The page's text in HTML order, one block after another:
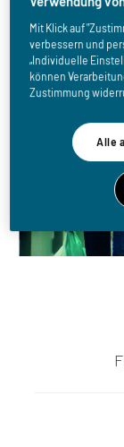
Mit Klick auf
verbessern und
„Individuelle
können
Zustimmung
Alle